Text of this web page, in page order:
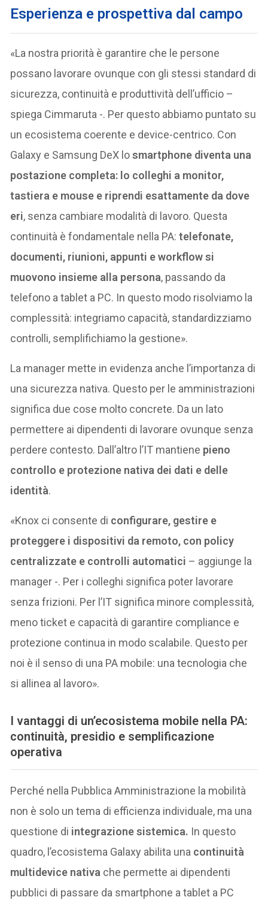
Esperienza e prospettiva dal campo
«La nostra priorità è garantire che le persone
possano lavorare ovunque con gli stessi standard di
sicurezza, continuità e produttività dell’ufficio –
spiega Cimmaruta -. Per questo abbiamo puntato su
un ecosistema coerente e device-centrico. Con
Galaxy e Samsung DeX losmartphone diventa una
postazione completa: lo colleghi a monitor,
tastiera e mouse e riprendi esattamente da dove
eri, senza cambiare modalità di lavoro. Questa
continuità è fondamentale nella PA:telefonate,
documenti, riunioni, appunti e workflow si
muovono insieme alla persona, passando da
telefono a tablet a PC. In questo modo risolviamo la
complessità: integriamo capacità, standardizziamo
controlli, semplifichiamo la gestione».
La manager mette in evidenza anche l’importanza di
una sicurezza nativa. Questo per le amministrazioni
significa due cose molto concrete. Da un lato
permettere ai dipendenti di lavorare ovunque senza
perdere contesto. Dall’altro l’IT mantiene pieno
controllo e protezione nativa dei dati e delle
identità.
«Knox ci consente di configurare, gestire e
proteggere i dispositivi da remoto, con policy
centralizzate e controlli automatici – aggiunge la
manager -. Per i colleghi significa poter lavorare
senza frizioni. Per l’IT significa minore complessità,
meno ticket e capacità di garantire compliance e
protezione continua in modo scalabile. Questo per
noi è il senso di una PA mobile: una tecnologia che
si allinea al lavoro».
I vantaggi di un’ecosistema mobile nella PA:
continuità, presidio e semplificazione
operativa
Perché nella Pubblica Amministrazione la mobilità
non è solo un tema di efficienza individuale, ma una
questione di integrazione sistemica. In questo
quadro, l’ecosistema Galaxy abilita una continuità
multidevice nativa che permette ai dipendenti
pubblici di passare da smartphone a tablet a PC